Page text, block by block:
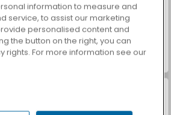
Studio
information to measure and
service, to assist our marketing
personalised content and
the button on the right, you can
rights. For more information see our